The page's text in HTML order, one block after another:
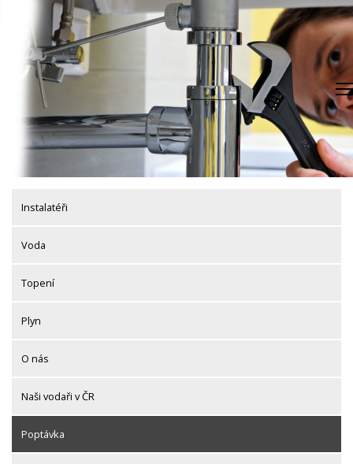
content
Instalatéři
Voda
Topení
Plyn
O nás
Naši vodaři v ČR
Poptávka